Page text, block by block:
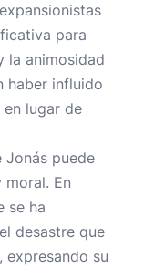
para
la animosidad
haber influido
lugar de
Jonás puede
En
se ha
desastre que
expresando su